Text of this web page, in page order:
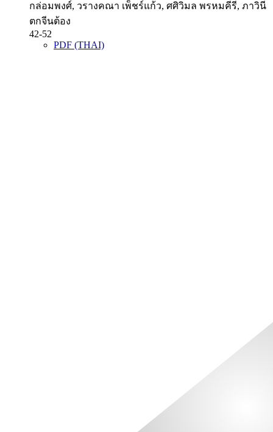
กล่อมพงศ์, วรางคณา เพ็ชร์แก้ว, ศศิวิมล พรหมคีรี, ภาวินี
ตกจีนต้อง
42-52
PDF (THAI)